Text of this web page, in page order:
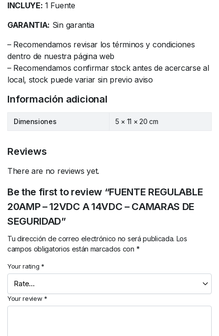
INCLUYE: 1 Fuente
GARANTIA: Sin garantia
– Recomendamos revisar los términos y condiciones
dentro de nuestra página web
– Recomendamos confirmar stock antes de acercarse al
local, stock puede variar sin previo aviso
Información adicional
Dimensiones 5 × 11 × 20 cm
Reviews
There are no reviews yet.
Be the first to review “FUENTE REGULABLE
20AMP – 12VDC A 14VDC – CAMARAS DE
SEGURIDAD”
Tu dirección de correo electrónico no será publicada. Los
campos obligatorios están marcados con *
Your rating *
Your review *